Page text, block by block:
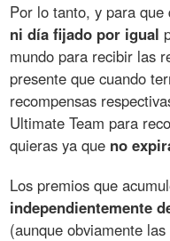
Por lo tanto, y para que
ni día fijado por igual
mundo para recibir las
presente que cuando
recompensas
Ultimate Team para
quieras ya que no
Los premios que
independientemente
(aunque obviamente